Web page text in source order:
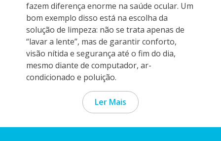
fazem diferença enorme na saúde ocular. Um
bom exemplo disso está na escolha da
solução de limpeza: não se trata apenas de
“lavar a lente”, mas de garantir conforto,
visão nítida e segurança até o fim do dia,
mesmo diante de computador, ar-
condicionado e poluição.
Ler Mais